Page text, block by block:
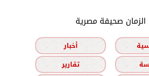
الزمان صحيفة مصرية
أخبار
تقارير